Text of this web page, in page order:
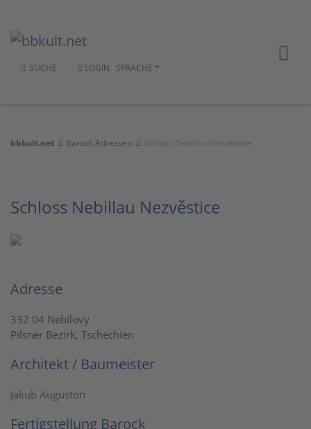
SUCHE LOGIN SPRACHE
bbkult.net Barock Adressen Schloss Nebillau Nezvěstice
Schloss Nebillau Nezvěstice
Adresse
332 04 Nebílovy
Pilsner Bezirk, Tschechien
Architekt / Baumeister
Jakub Auguston
Fertigstellung Barock